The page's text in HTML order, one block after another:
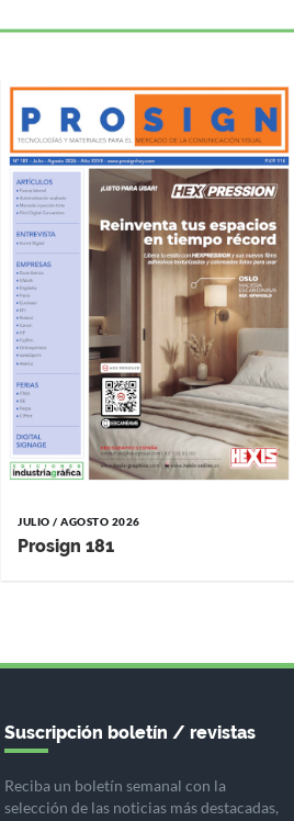
JULIO / AGOSTO 2026
Prosign 181
Suscripción boletín / revistas
Reciba un boletín semanal con la
selección de las noticias más destacadas,